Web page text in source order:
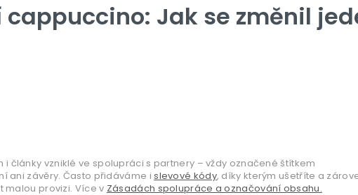
Jak se změnil
články vzniklé ve spolupráci s partnery – vždy označené štítkem
ani závěry. Často přidáváme islevové kódy, díky kterým ušetříte a
malou provizi. Více v Zásadách spolupráce a označování obsahu.